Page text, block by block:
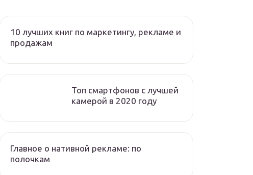
10 лучших книг по маркетингу, рекламе и
продажам
Топ смартфонов с лучшей
камерой в 2020 году
Главное о нативной рекламе: по
полочкам